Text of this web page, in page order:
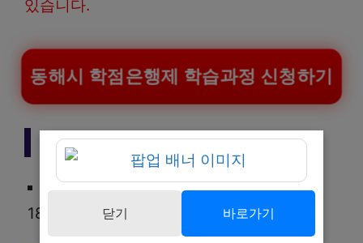
있습니다.
동해시 학점은행제 학습과정 신청하기
신청기간
2026년 2월 2일 09:00부터 3월 2일
18:00까지
닫기 바로가기